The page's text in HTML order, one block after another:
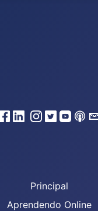
Principal
Aprendendo Online